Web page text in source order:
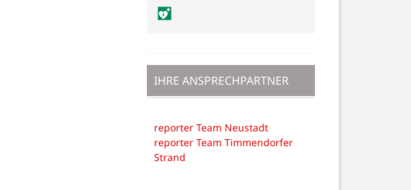
IHRE ANSPRECHPARTNER
reporter Team Neustadt
reporter Team Timmendorfer
Strand